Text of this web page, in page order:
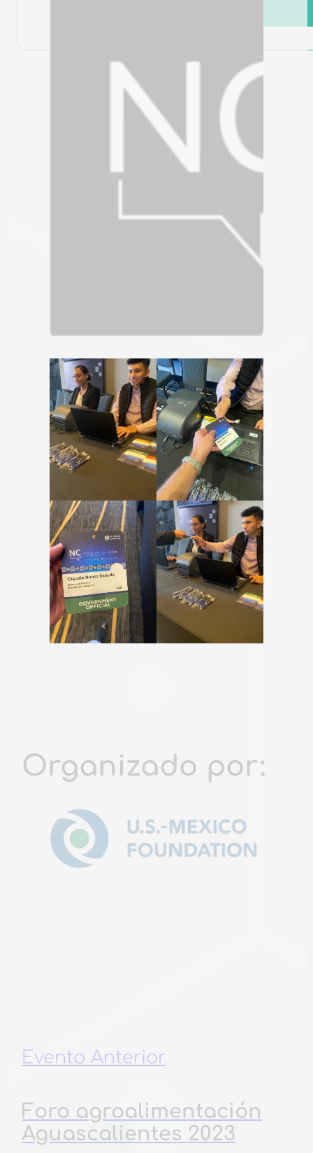
Organizado por:
Evento Anterior
Foro agroalimentación
Aguascalientes 2023